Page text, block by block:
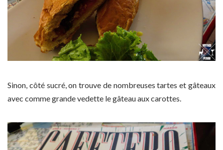
Sinon, côté sucré, on trouve de nombreuses tartes et gâteaux
avec comme grande vedette le gâteau aux carottes.